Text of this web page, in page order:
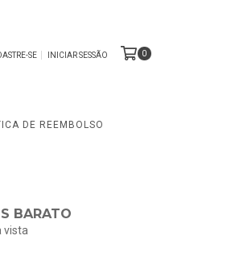
SE INICIAR SESSÃO 0
DE REEMBOLSO
BARATO
vista